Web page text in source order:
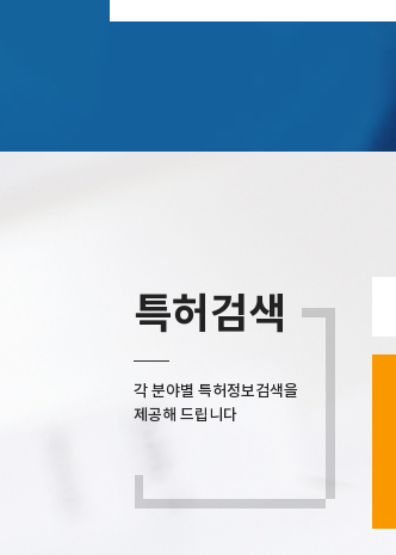
특허검색
각 분야별 특허정보검색을
제공해 드립니다